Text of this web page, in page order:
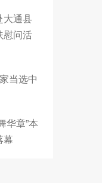
大通县
慰问活
当选中
华章”本
幕